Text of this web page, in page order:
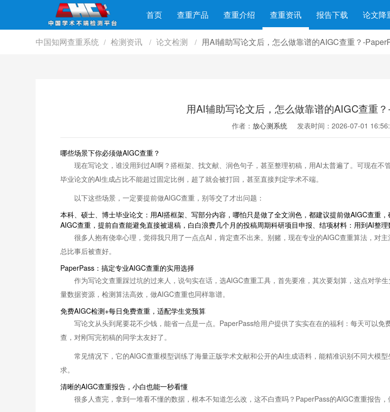
首页 查重产品 查重介绍 查重资讯 报告下载 论文降
中国知网查重系统 / 检测资讯 / 论文检测 / 用AI辅助写论文后，怎么做靠谱的AIGC查重？-
用AI辅助写论文后，怎么做靠谱的AIGC查重
作者： 放心测系统 发表时间：2026-07-01
哪些场景下你必须做AIGC查重？
现在写论文，谁没用到过AI啊？搭框架、找文献、润色句子，甚至整理初稿，用AI太普遍了。可现在
毕业论文的AI生成占比不能超过固定比例，超了就会被打回，甚至直接判定学术不端。
以下这些场景，一定要提前做AIGC查重，别等交了才出问题：
本科、硕士、博士毕业论文：用AI搭框架、写部分内容，哪怕只是做了全文润色，都建议提前做AIGC查重
AIGC查重，提前自查能避免直接被退稿，白白浪费几个月的投稿周期科研项目申报、结项材料：用到AI整
很多人抱有侥幸心理，觉得我只用了一点点AI，肯定查不出来。别赌，现在专业的AIGC查重算法，对
总比事后被查好。
PaperPass：搞定专业AIGC查重的实用选择
作为写论文查重踩过坑的过来人，说句实在话，选AIGC查重工具，首先要准，其次要划算，这点对学
量数据资源，检测算法高效，做AIGC查重也同样靠谱。
免费AIGC检测+每日免费查重，适配学生党预算
写论文从头到尾要花不少钱，能省一点是一点。PaperPass给用户提供了实实在在的福利：每天可以
查，对刚写完初稿的同学太友好了。
常见情况下，它的AIGC查重模型训练了海量正版学术文献和公开的AI生成语料，能精准识别不同大模
求。
清晰的AIGC查重报告，小白也能一秒看懂
很多人查完，拿到一堆看不懂的数据，根本不知道怎么改，这不白查吗？PaperPass的AIGC查重报告，